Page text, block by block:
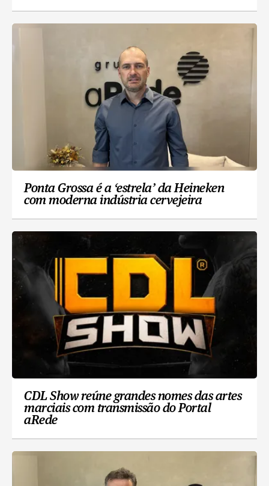
Ponta Grossa é a ‘estrela’ da Heineken
com moderna indústria cervejeira
CDL Show reúne grandes nomes das artes
marciais com transmissão do Portal
aRede